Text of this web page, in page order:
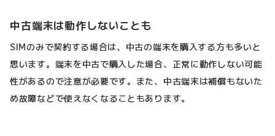
中古端末は動作しないことも
SIMのみで契約する場合は、中古の端末を購入する方も多いと
思います。端末を中古で購入した場合、正常に動作しない可能
性があるので注意が必要です。また、中古端末は補償もないた
め故障などで使えなくなることもあります。